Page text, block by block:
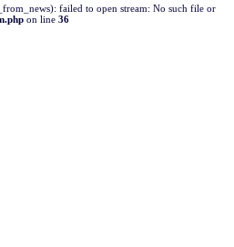
failed to open stream: No such file or
on line 36